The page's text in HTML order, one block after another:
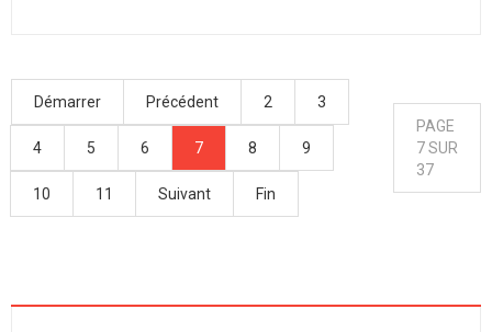
Démarrer Précédent 2 3
4 5 6 7 8 9
10 11 Suivant Fin
PAGE
7 SUR
37